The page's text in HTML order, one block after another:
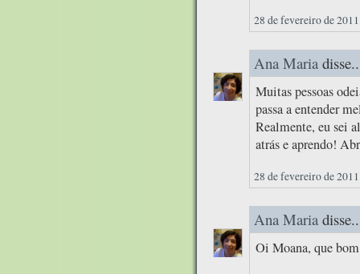
28 de fevereiro de
Ana Maria
Muitas pessoas
passa a entender
Realmente, eu sei
atrás e aprendo!
28 de fevereiro de
Ana Maria
Oi Moana, que